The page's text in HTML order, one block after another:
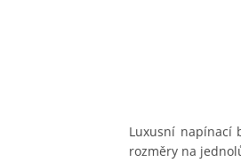
Luxusní napínací
rozměry na